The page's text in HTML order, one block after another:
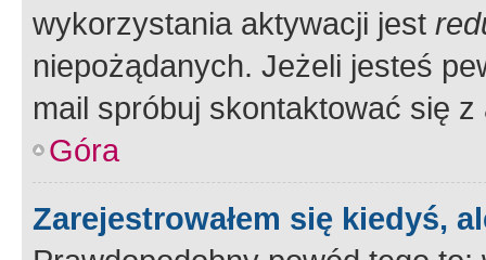
wykorzystania aktywacji jest
niepożądanych. Jeżeli jesteś
mail spróbuj skontaktować się
Góra
Zarejestrowałem się kiedyś,